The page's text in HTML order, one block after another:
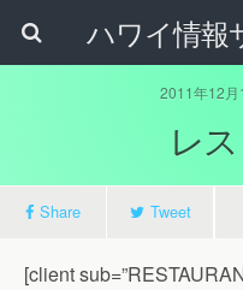
2011年12
レ
Share Tweet
[client